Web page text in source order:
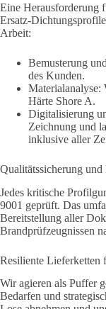
Eine Herausforderung
Ersatz-
Arbeit:
Bemusterung
des Kunden.
Materialanalyse:
Härte Shore A.
Digitalisierung
Zeichnung und
inklusive aller
Qualitätssicherung
Jedes kritische
9001 geprüft. Das
Bereitstellung aller
Brandprüfzeugnissen
Resiliente Lieferketten
Wir agieren als Puffer
Bedarfen und